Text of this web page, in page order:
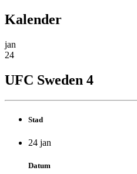
Kalender
jan
24
UFC Sweden 4
Stad
24 jan
Datum